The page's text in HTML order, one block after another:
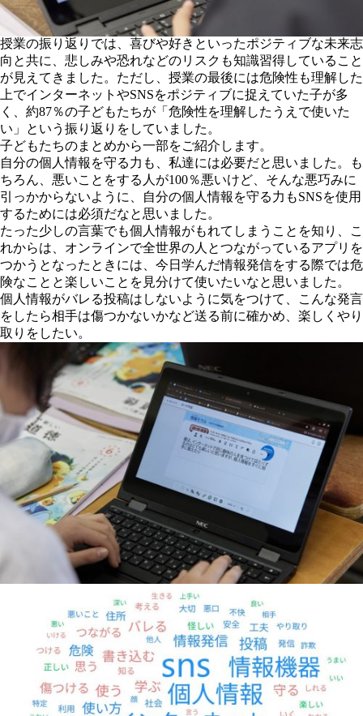
授業の振り返りでは、喜びや好きといったポジティブな未来志
向と共に、悲しみや恐れなどのリスクも知識習得していること
が見えてきました。ただし、授業の最後には危険性も理解した
上でインターネットやSNSをポジティブに捉えていた子が多
く、約87％の子どもたちが「危険性を理解したうえで使いた
い」という振り返りをしていました。
子どもたちのまとめから一部をご紹介します。
自分の個人情報を守る力も、私達には必要だと思いました。も
ちろん、悪いことをする人が100％悪いけど、そんな悪巧みに
引っかからないように、自分の個人情報を守る力もSNSを使用
するためには必須だなと思いました。
たった少しの言葉でも個人情報がもれてしまうことを知り、こ
れからは、オンラインで全世界の人とつながっているアプリを
つかうとなったときには、今日学んだ情報発信をする際では危
険なことと楽しいことを見分けて使いたいなと思いました。
個人情報がバレる投稿はしないように気をつけて、こんな発言
をしたら相手は傷つかないかなど送る前に確かめ、楽しくやり
取りをしたい。